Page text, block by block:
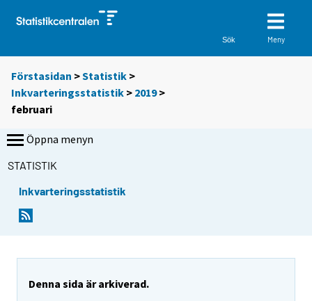
Sök Meny
Förstasidan >Statistik >
Inkvarteringsstatistik > 2019>
februari
Öppna menyn
STATISTIK
Inkvarteringsstatistik
Denna sida är arkiverad.